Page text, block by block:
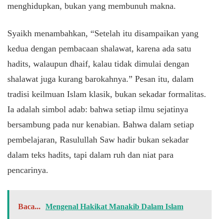
menghidupkan, bukan yang membunuh makna.
Syaikh menambahkan, “Setelah itu disampaikan yang
kedua dengan pembacaan shalawat, karena ada satu
hadits, walaupun dhaif, kalau tidak dimulai dengan
shalawat juga kurang barokahnya.” Pesan itu, dalam
tradisi keilmuan Islam klasik, bukan sekadar formalitas.
Ia adalah simbol adab: bahwa setiap ilmu sejatinya
bersambung pada nur kenabian. Bahwa dalam setiap
pembelajaran, Rasulullah Saw hadir bukan sekadar
dalam teks hadits, tapi dalam ruh dan niat para
pencarinya.
Baca... Mengenal Hakikat Manakib Dalam Islam